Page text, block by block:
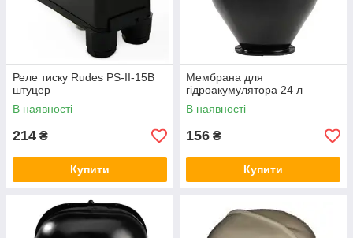
Реле тиску Rudes PS-II-15B
штуцер
В наявності
214 ₴
Купити
Мембрана для
гідроакумулятора 24 л
В наявності
156 ₴
Купити